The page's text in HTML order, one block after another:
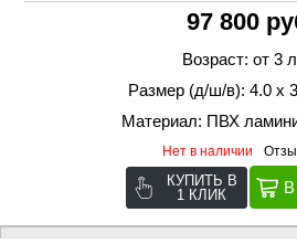
97 800
Возраст: от 3
Размер (д/ш/в): 4.0 х
Материал: ПВХ
Нет в наличии
КУПИТЬ В
1 КЛИК